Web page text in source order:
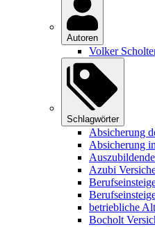
Autoren
Volker
Schlagwörter
Absicherung
Absicherung
Azubi
betriebliche
Bocholt